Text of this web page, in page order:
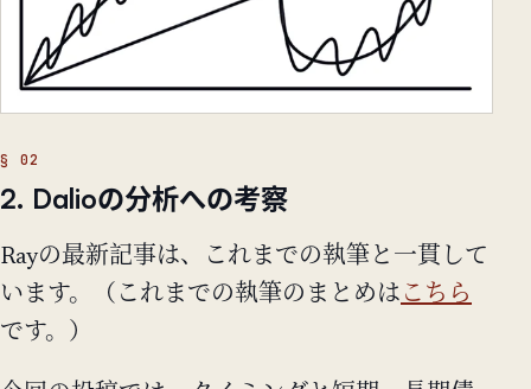
2. Dalioの分析への考察
Rayの最新記事は、これまでの執筆と一貫して
います。（これまでの執筆のまとめは こちら
です。）